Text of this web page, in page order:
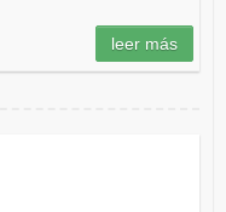
leer más